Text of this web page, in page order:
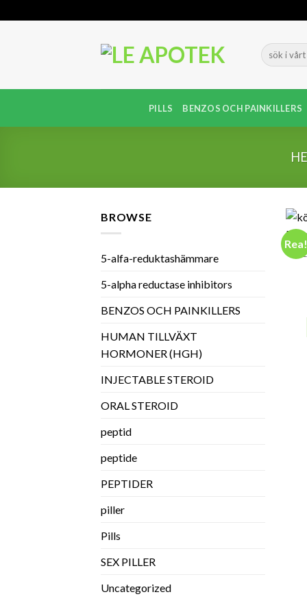
to
PILLS BENZOS OCH PAINKILLERS
BROWSE
5-alfa-reduktashämmare
5-alpha reductase inhibitors
BENZOS OCH PAINKILLERS
HUMAN TILLVÄXT
HORMONER (HGH)
INJECTABLE STEROID
ORAL STEROID
peptid
peptide
PEPTIDER
piller
Pills
SEX PILLER
Uncategorized
Rea!